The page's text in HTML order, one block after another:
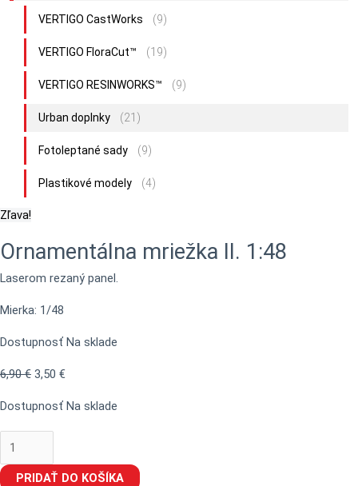
VERTIGO CastWorks (9)
VERTIGO FloraCut™ (19)
VERTIGO RESINWORKS™ (9)
Urban doplnky (21)
Fotoleptané sady (9)
Plastikové modely (4)
Zľava!
Ornamentálna mriežka II. 1:48
Laserom rezaný panel.
Mierka: 1/48
Dostupnosť Na sklade
6,90€ 3,50 €
Dostupnosť Na sklade
PRIDAŤ DO KOŠÍKA